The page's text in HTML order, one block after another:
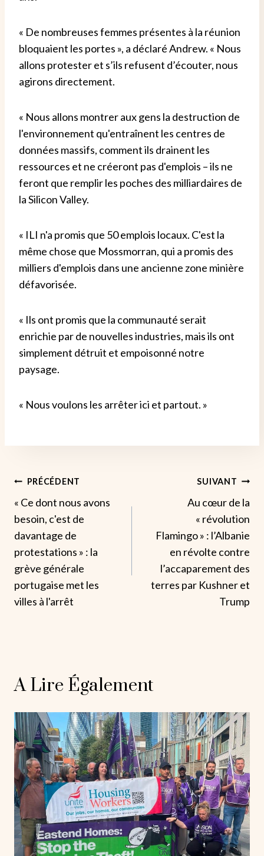
« De nombreuses femmes présentes à la réunion
bloquaient les portes », a déclaré Andrew. « Nous
allons protester et s’ils refusent d’écouter, nous
agirons directement.
« Nous allons montrer aux gens la destruction de
l'environnement qu'entraînent les centres de
données massifs, comment ils drainent les
ressources et ne créeront pas d'emplois – ils ne
feront que remplir les poches des milliardaires de
la Silicon Valley.
« ILI n'a promis que 50 emplois locaux. C'est la
même chose que Mossmorran, qui a promis des
milliers d'emplois dans une ancienne zone minière
défavorisée.
« Ils ont promis que la communauté serait
enrichie par de nouvelles industries, mais ils ont
simplement détruit et empoisonné notre
paysage.
« Nous voulons les arrêter ici et partout. »
Navigation
De
L’article
PRÉCÉDENT
« Ce dont nous avons
besoin, c'est de
davantage de
protestations » : la
grève générale
portugaise met les
villes à l'arrêt
SUIVANT
Au cœur de la
« révolution
Flamingo » : l’Albanie
en révolte contre
l’accaparement des
terres par Kushner et
Trump
A Lire Également